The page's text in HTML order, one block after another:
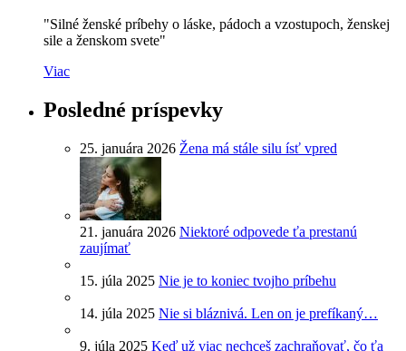
"Silné ženské príbehy o láske, pádoch a vzostupoch, ženskej
sile a ženskom svete"
Viac
Posledné príspevky
25. januára 2026 Žena má stále silu ísť vpred
21. januára 2026 Niektoré odpovede ťa prestanú
zaujímať
15. júla 2025 Nie je to koniec tvojho príbehu
14. júla 2025 Nie si bláznivá. Len on je prefíkaný…
9. júla 2025 Keď už viac nechceš zachraňovať, čo ťa